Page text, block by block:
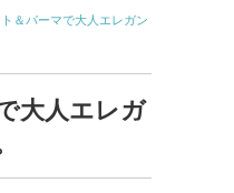
＆パーマで大人エレガン
大人エレガ